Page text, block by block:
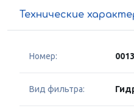
Технические
Номер:
Вид фильтра: